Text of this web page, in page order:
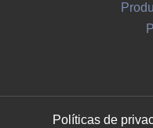
Políticas de